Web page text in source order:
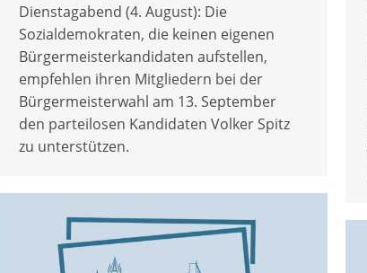
Dienstagabend (4. August): Die
Sozialdemokraten, die keinen eigenen
Bürgermeisterkandidaten aufstellen,
empfehlen ihren Mitgliedern bei der
Bürgermeisterwahl am 13. September
den parteilosen Kandidaten Volker Spitz
zu unterstützen.